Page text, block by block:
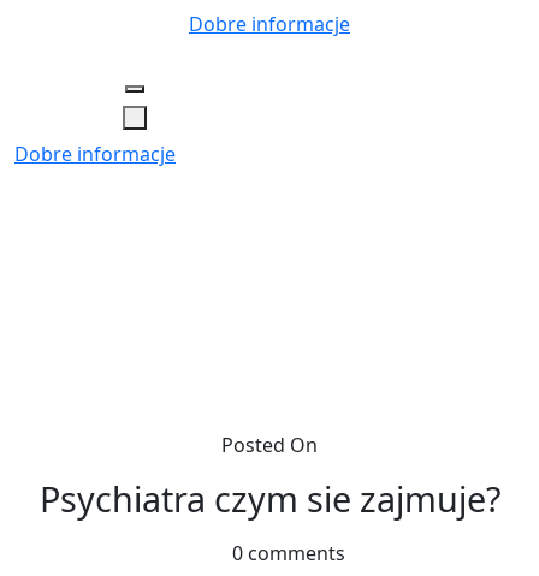
Dobre informacje
Dobre informacje
Posted On
Psychiatra czym sie zajmuje?
0 comments